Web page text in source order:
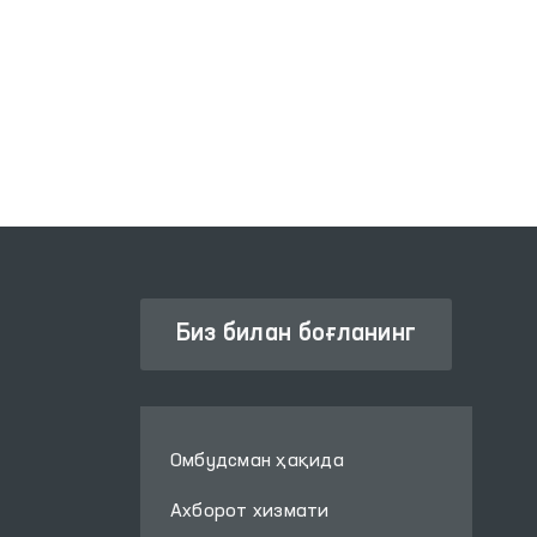
Биз билан боғланинг
Омбудсман ҳақида
Ахборот хизмати